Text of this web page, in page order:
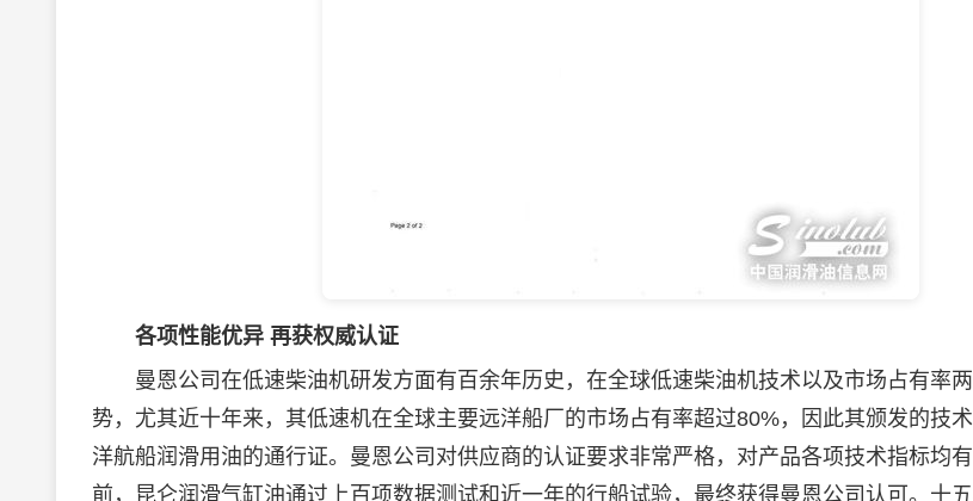
各项性能优异 再获权威认证
曼恩公司在低速柴油机研发方面有百余年历史，在全球低速柴油机技术以及市场占有率
势，尤其近十年来，其低速机在全球主要远洋船厂的市场占有率超过80%，因此其颁发的技
洋航船润滑用油的通行证。曼恩公司对供应商的认证要求非常严格，对产品各项技术指标均
前，昆仑润滑气缸油通过上百项数据测试和近一年的行船试验，最终获得曼恩公司认可。十